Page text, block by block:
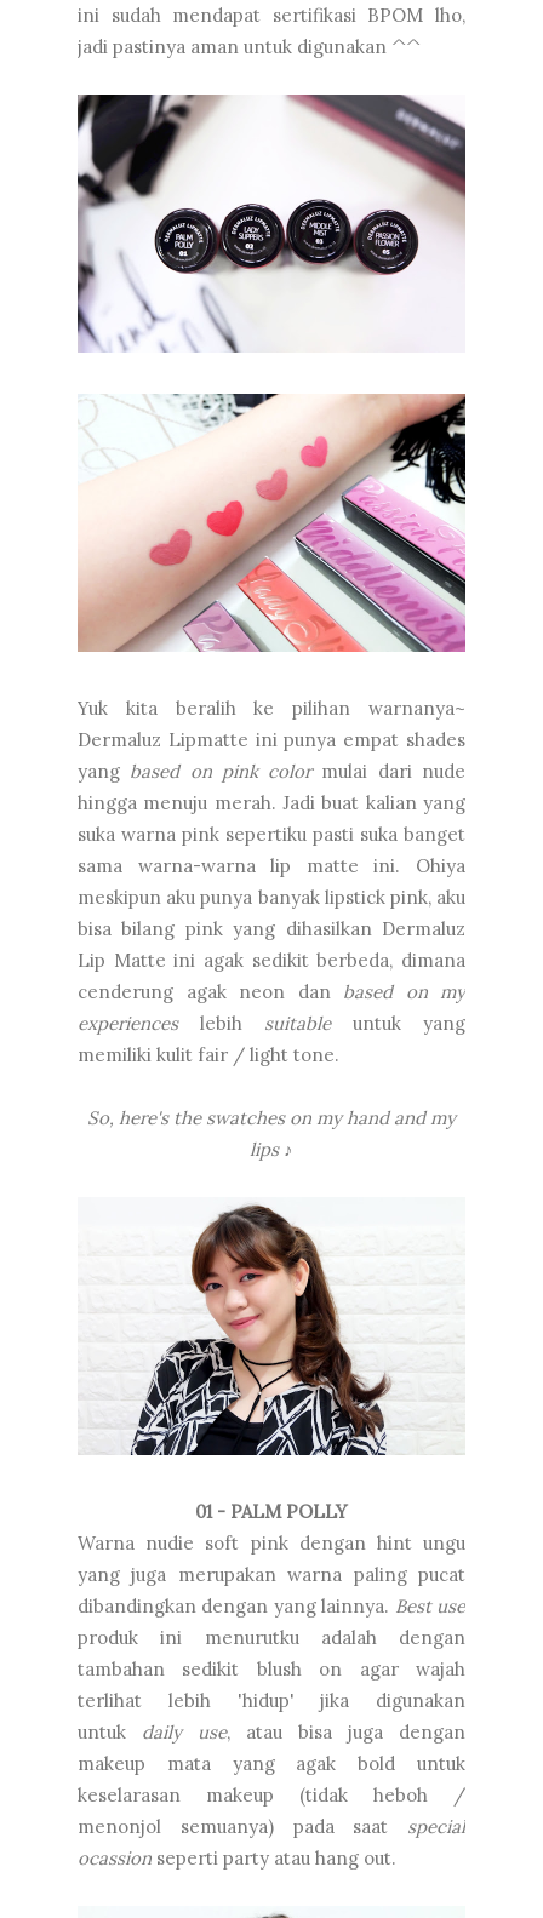
ini sudah mendapat sertifikasi BPOM lho,
jadi pastinya aman untuk digunakan ^^
Yuk kita beralih ke pilihan warnanya~
Dermaluz Lipmatte ini punya empat shades
yang based on pink colormulai dari nude
hingga menuju merah. Jadi buat kalian yang
suka warna pink sepertiku pasti suka banget
sama warna-warna lip matte ini. Ohiya
meskipun aku punya banyak lipstick pink, aku
bisa bilang pink yang dihasilkan Dermaluz
Lip Matte ini agak sedikit berbeda, dimana
cenderung agak neon dan based on my
experienceslebih suitable untuk yang
memiliki kulit fair / light tone.
So, here's the swatches on my hand and my
lips ♪
01 - PALM POLLY
Warna nudie soft pink dengan hint ungu
yang juga merupakan warna paling pucat
dibandingkan dengan yang lainnya. Best use
produk ini menurutku adalah dengan
tambahan sedikit blush on agar wajah
terlihat lebih 'hidup' jika digunakan
untuk daily use, atau bisa juga dengan
makeup mata yang agak bold untuk
keselarasan makeup (tidak heboh /
menonjol semuanya) pada saat special
ocassion seperti party atau hang out.